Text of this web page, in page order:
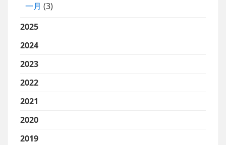
一月 (3)
2025
2024
2023
2022
2021
2020
2019